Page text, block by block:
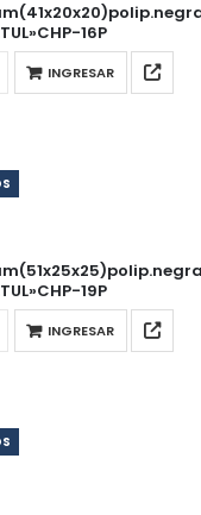
16P
INGRESAR
19P
INGRESAR